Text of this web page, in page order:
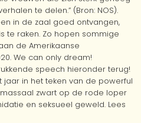
te delen.” (Bron: NOS).
in de zaal goed ontvangen,
te raken. Zo hopen sommige
de Amerikaanse
We can only dream!
speech hieronder terug!
in het teken van de powerful
zwart op de rode loper
en seksueel geweld. Lees